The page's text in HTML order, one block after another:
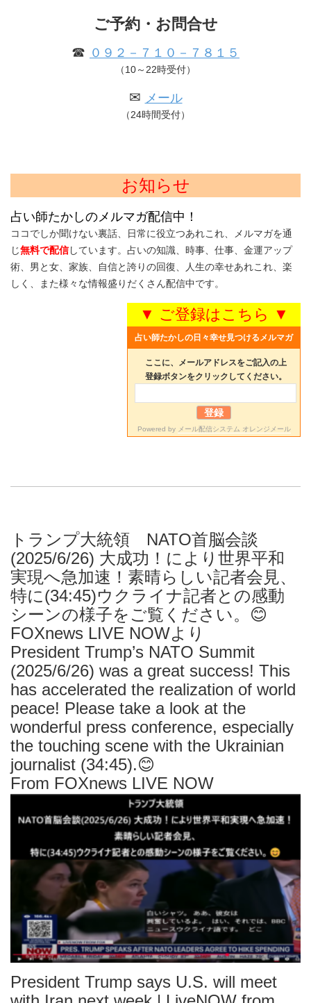
ご予約・お問合せ
☎ ０９２－７１０－７８１５
（10～22時受付）
✉ メール
（24時間受付）
お知らせ
占い師たかしのメルマガ配信中！
ココでしか聞けない裏話、日常に役立つあれこれ、メルマガを通
じ無料で配信しています。占いの知識、時事、仕事、金運アップ
術、男と女、家族、自信と誇りの回復、人生の幸せあれこれ、楽
しく、また様々な情報盛りだくさん配信中です。
▼ ご登録はこちら ▼
占い師たかしの日々幸せ見つけるメルマガ
ここに、メールアドレスをご記入の上
登録ボタンをクリックしてください。
Powered by メール配信システム オレンジメール
トランプ大統領 NATO首脳会談
(2025/6/26) 大成功！により世界平和
実現へ急加速！素晴らしい記者会見、
特に(34:45)ウクライナ記者との感動
シーンの様子をご覧ください。😊
FOXnews LIVE NOWより
President Trump’s NATO Summit
(2025/6/26) was a great success! This
has accelerated the realization of world
peace! Please take a look at the
wonderful press conference, especially
the touching scene with the Ukrainian
journalist (34:45).😊
From FOXnews LIVE NOW
President Trump says U.S. will meet